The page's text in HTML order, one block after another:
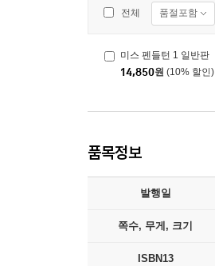
전체 품절포함
미스 펜들턴 1 일반판
14,850원 (10% 할인)
품목정보
발행일
쪽수, 무게, 크기
ISBN13